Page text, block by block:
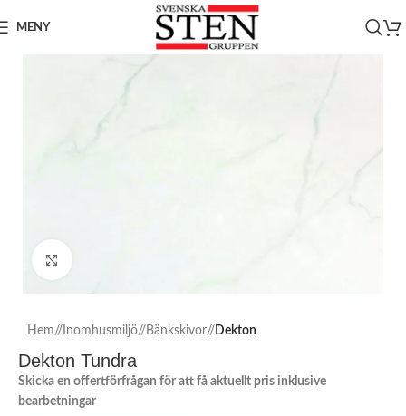
MENY
Hem/ Inomhusmiljö/ Bänkskivor/ Dekton
Dekton Tundra
Skicka en offertförfrågan för att få aktuellt pris inklusive
bearbetningar